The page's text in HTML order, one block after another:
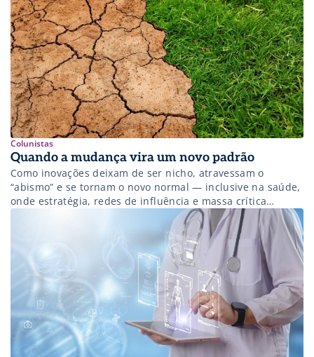
Colunistas
Quando a mudança vira um novo padrão
Como inovações deixam de ser nicho, atravessam o
“abismo” e se tornam o novo normal — inclusive na saúde,
onde estratégia, redes de influência e massa crítica